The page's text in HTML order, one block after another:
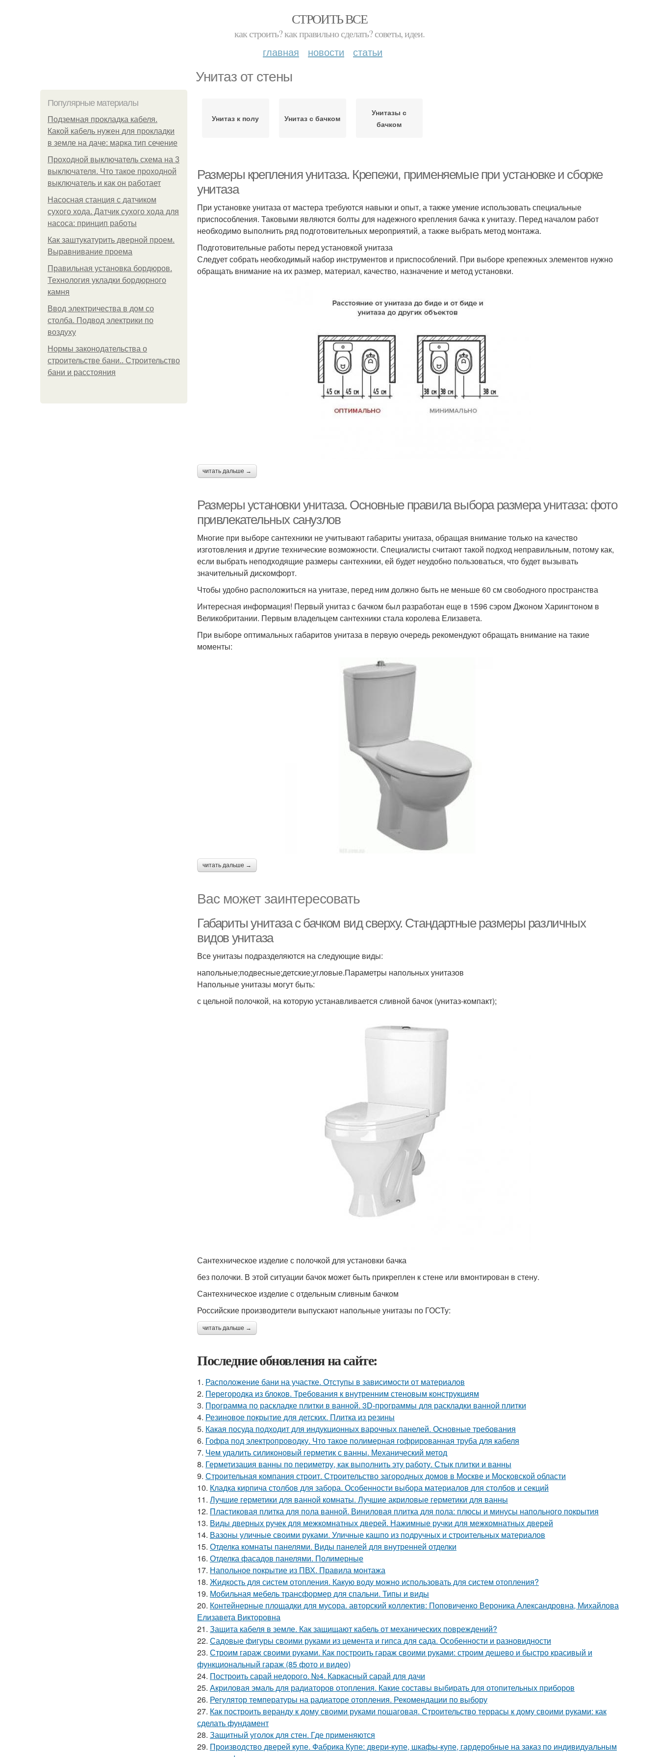
СТРОИТЬ ВСЕ
как строить? как правильно сделать? советы, идеи.
главная новости статьи
Унитаз от стены
Популярные материалы
Подземная прокладка кабеля.
Какой кабель нужен для прокладки
в земле на даче: марка тип сечение
Проходной выключатель схема на 3
выключателя. Что такое проходной
выключатель и как он работает
Насосная станция с датчиком
сухого хода. Датчик сухого хода для
насоса: принцип работы
Как заштукатурить дверной проем.
Выравнивание проема
Правильная установка бордюров.
Технология укладки бордюрного
камня
Ввод электричества в дом со
столба. Подвод электрики по
воздуху
Нормы законодательства о
строительстве бани.. Строительство
бани и расстояния
Унитаз к полу Унитаз с бачком
Унитазы с
бачком
Размеры крепления унитаза. Крепежи, применяемые при установке и сборке
унитаза
При установке унитаза от мастера требуются навыки и опыт, а также умение использовать специальные
приспособления. Таковыми являются болты для надежного крепления бачка к унитазу. Перед началом работ
необходимо выполнить ряд подготовительных мероприятий, а также выбрать метод монтажа.
Подготовительные работы перед установкой унитаза
Следует собрать необходимый набор инструментов и приспособлений. При выборе крепежных элементов нужно
обращать внимание на их размер, материал, качество, назначение и метод установки.
читать дальше →
Размеры установки унитаза. Основные правила выбора размера унитаза: фото
привлекательных санузлов
Многие при выборе сантехники не учитывают габариты унитаза, обращая внимание только на качество
изготовления и другие технические возможности. Специалисты считают такой подход неправильным, потому как,
если выбрать неподходящие размеры сантехники, ей будет неудобно пользоваться, что будет вызывать
значительный дискомфорт.
Чтобы удобно расположиться на унитазе, перед ним должно быть не меньше 60 см свободного пространства
Интересная информация! Первый унитаз с бачком был разработан еще в 1596 сэром Джоном Харингтоном в
Великобритании. Первым владельцем сантехники стала королева Елизавета.
При выборе оптимальных габаритов унитаза в первую очередь рекомендуют обращать внимание на такие
моменты:
читать дальше →
Вас может заинтересовать
Габариты унитаза с бачком вид сверху. Стандартные размеры различных
видов унитаза
Все унитазы подразделяются на следующие виды:
напольные;подвесные;детские;угловые.Параметры напольных унитазов
Напольные унитазы могут быть:
с цельной полочкой, на которую устанавливается сливной бачок (унитаз-компакт);
Сантехническое изделие с полочкой для установки бачка
без полочки. В этой ситуации бачок может быть прикреплен к стене или вмонтирован в стену.
Сантехническое изделие с отдельным сливным бачком
Российские производители выпускают напольные унитазы по ГОСТу:
читать дальше →
Последние обновления на сайте:
1. Расположение бани на участке. Отступы в зависимости от материалов
2. Перегородка из блоков. Требования к внутренним стеновым конструкциям
3. Программа по раскладке плитки в ванной. 3D-программы для раскладки ванной плитки
4. Резиновое покрытие для детских. Плитка из резины
5. Какая посуда подходит для индукционных варочных панелей. Основные требования
6. Гофра под электропроводку. Что такое полимерная гофрированная труба для кабеля
7. Чем удалить силиконовый герметик с ванны. Механический метод
8. Герметизация ванны по периметру, как выполнить эту работу. Стык плитки и ванны
9. Строительная компания строит. Строительство загородных домов в Москве и Московской области
10. Кладка кирпича столбов для забора. Особенности выбора материалов для столбов и секций
11. Лучшие герметики для ванной комнаты. Лучшие акриловые герметики для ванны
12. Пластиковая плитка для пола ванной. Виниловая плитка для пола: плюсы и минусы напольного покрытия
13. Виды дверных ручек для межкомнатных дверей. Нажимные ручки для межкомнатных дверей
14. Вазоны уличные своими руками. Уличные кашпо из подручных и строительных материалов
15. Отделка комнаты панелями. Виды панелей для внутренней отделки
16. Отделка фасадов панелями. Полимерные
17. Напольное покрытие из ПВХ. Правила монтажа
18. Жидкость для систем отопления. Какую воду можно использовать для систем отопления?
19. Мобильная мебель трансформер для спальни. Типы и виды
20. Контейнерные площадки для мусора. авторский коллектив: Поповиченко Вероника Александровна, Михайлова
Елизавета Викторовна
21. Защита кабеля в земле. Как защищают кабель от механических повреждений?
22. Садовые фигуры своими руками из цемента и гипса для сада. Особенности и разновидности
23. Строим гараж своими руками. Как построить гараж своими руками: строим дешево и быстро красивый и
функциональный гараж (85 фото и видео)
24. Построить сарай недорого. №4. Каркасный сарай для дачи
25. Акриловая эмаль для радиаторов отопления. Какие составы выбирать для отопительных приборов
26. Регулятор температуры на радиаторе отопления. Рекомендации по выбору
27. Как построить веранду к дому своими руками пошаговая. Строительство террасы к дому своими руками: как
сделать фундамент
28. Защитный уголок для стен. Где применяются
29. Производство дверей купе. Фабрика Купе: двери-купе, шкафы-купе, гардеробные на заказ по индивидуальным